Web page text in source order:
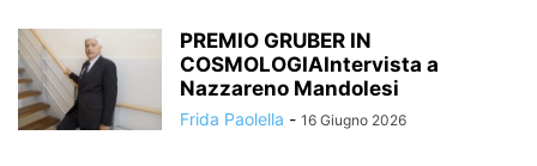
PREMIO GRUBER IN
COSMOLOGIAIntervista a
Nazzareno Mandolesi
Frida Paolella - 16 Giugno 2026